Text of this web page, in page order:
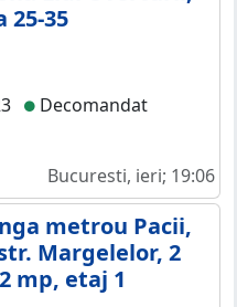
25-35
Decomandat
Bucuresti, ieri; 19:06
metrou Pacii,
Margelelor, 2
mp, etaj 1